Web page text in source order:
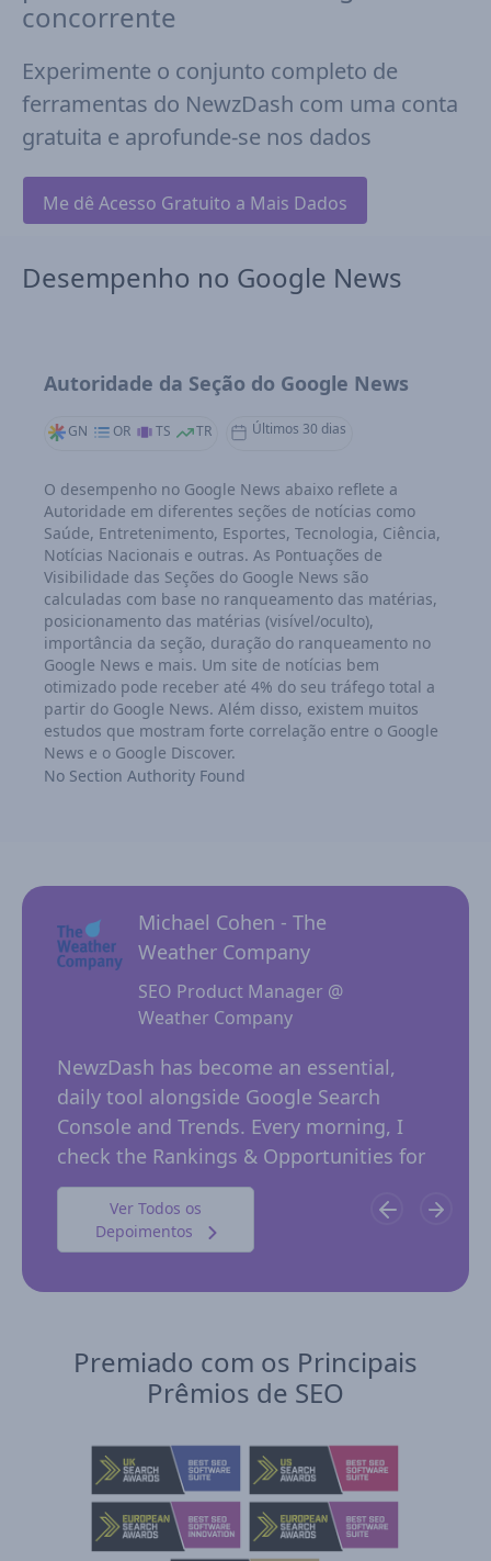
concorrente
Experimente o conjunto completo de
ferramentas do NewzDash com uma conta
gratuita e aprofunde-se nos dados
Me dê Acesso Gratuito a Mais Dados
Desempenho no Google News
Autoridade da Seção do Google News
GN OR TS TR Últimos 30 dias
O desempenho no Google News abaixo reflete a
Autoridade em diferentes seções de notícias como
Saúde, Entretenimento, Esportes, Tecnologia, Ciência,
Notícias Nacionais e outras. As Pontuações de
Visibilidade das Seções do Google News são
calculadas com base no ranqueamento das matérias,
posicionamento das matérias (visível/oculto),
importância da seção, duração do ranqueamento no
Google News e mais. Um site de notícias bem
otimizado pode receber até 4% do seu tráfego total a
partir do Google News. Além disso, existem muitos
estudos que mostram forte correlação entre o Google
News e o Google Discover.
No Section Authority Found
Michael Cohen - The
Weather Company
SEO Product Manager @
Weather Company
NewzDash has become an essential,
daily tool alongside Google Search
Console and Trends. Every morning, I
check the Rankings & Opportunities for
possible trending keywords not…
Ver Todos os
Depoimentos
Premiado com os Principais
Prêmios de SEO